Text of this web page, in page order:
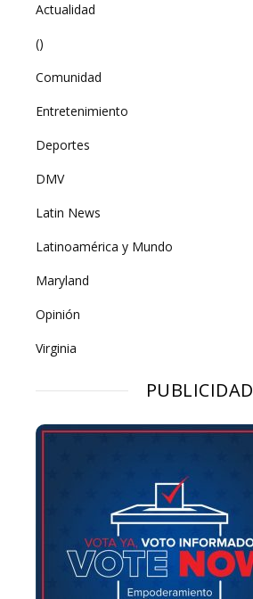
Actualidad
()
Comunidad
Entretenimiento
Deportes
DMV
Latin News
Latinoamérica y Mundo
Maryland
Opinión
Virginia
PUBLICIDAD